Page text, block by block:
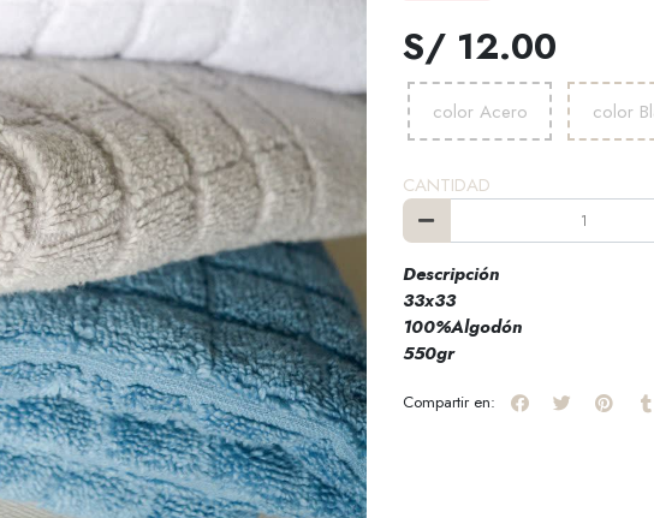
S/ 12.00
color Acero color
CANTIDAD
Descripción
33x33
100%Algodón
550gr
Compartir en: